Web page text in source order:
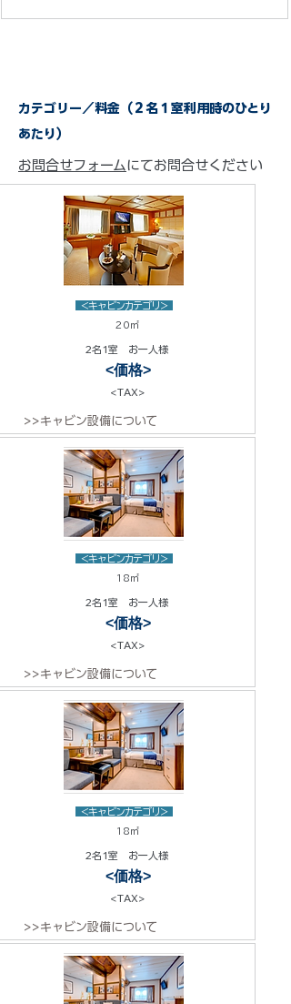
カテゴリー／料金（２名１室利用時のひとり
あたり）
お問合せフォームにてお問合せください
<キャビンカテゴリ>
20㎡
2名1室 お一人様
<価格>
<TAX>
>>キャビン設備について
<キャビンカテゴリ>
18㎡
2名1室 お一人様
<価格>
<TAX>
>>キャビン設備について
<キャビンカテゴリ>
18㎡
2名1室 お一人様
<価格>
<TAX>
>>キャビン設備について